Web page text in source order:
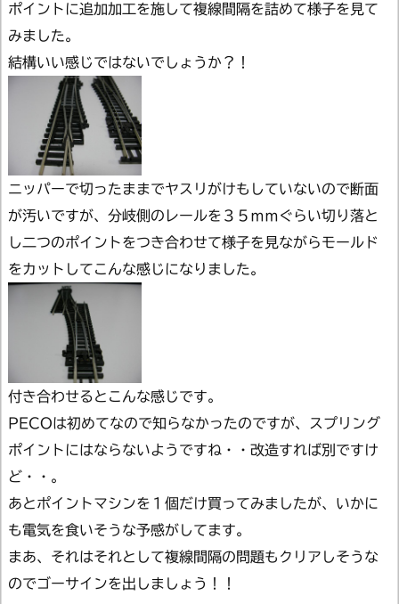
ポイントに追加加工を施して複線間隔を詰めて様子を見て
みました。
結構いい感じではないでしょうか？！
ニッパーで切ったままでヤスリがけもしていないので断面
が汚いですが、分岐側のレールを３５ｍｍぐらい切り落と
し二つのポイントをつき合わせて様子を見ながらモールド
をカットしてこんな感じになりました。
付き合わせるとこんな感じです。
PECOは初めてなので知らなかったのですが、スプリング
ポイントにはならないようですね・・改造すれば別ですけ
ど・・。
あとポイントマシンを１個だけ買ってみましたが、いかに
も電気を食いそうな予感がしてます。
まあ、それはそれとして複線間隔の問題もクリアしそうな
のでゴーサインを出しましょう！！